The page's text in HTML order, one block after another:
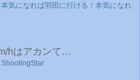
本気になれば羽田に行ける！本気になれ
hはアカンて…
ShootingStar